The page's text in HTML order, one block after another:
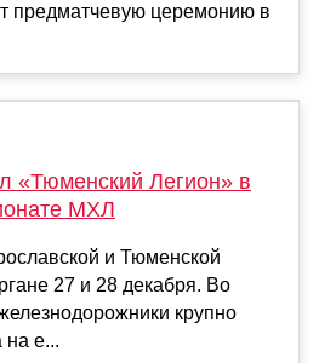
предматчевую церемонию в
«Тюменский Легион» в
МХЛ
и Тюменской
27 и 28 декабря. Во
крупно
на е...